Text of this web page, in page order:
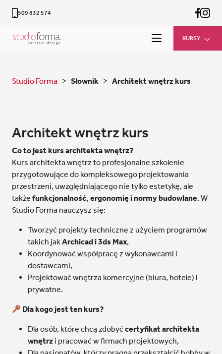
509 832 574
KURSY
Studio Forma > Słownik > Architekt wnętrz kurs
Architekt wnętrz kurs
Co to jest kurs architekta wnętrz?
Kurs architekta wnętrz to profesjonalne szkolenie
przygotowujące do kompleksowego projektowania
przestrzeni, uwzględniającego nie tylko estetykę, ale
także funkcjonalność, ergonomię i normy budowlane. W
Studio Forma nauczysz się:
Tworzyć projekty techniczne z użyciem programów
takich jakArchicad i 3ds Max,
Koordynować współpracę z wykonawcami i
dostawcami,
Projektować wnętrza komercyjne (biura, hotele) i
prywatne.
Dla kogo jest ten kurs?
Dla osób, które chcą zdobyćcertyfikat architekta
wnętrz i pracować w firmach projektowych,